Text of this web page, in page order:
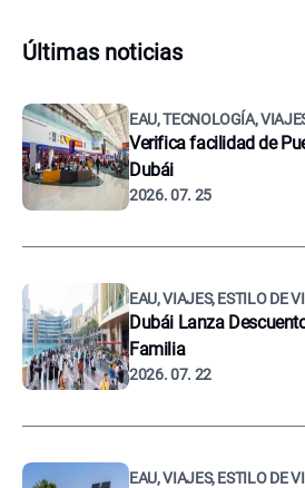
Últimas noticias
EAU, TECNOLOGÍA,
Verifica facilidad de
Dubái
2026. 07. 25
EAU, VIAJES, ESTILO DE
Dubái Lanza
Familia
2026. 07. 22
EAU, VIAJES, ESTILO DE